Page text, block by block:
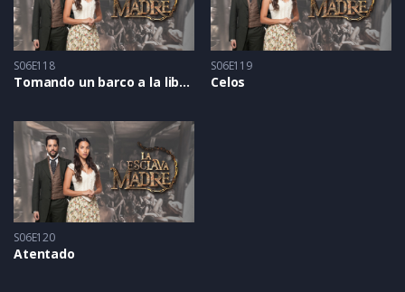
S06E118
Tomando un barco a la libertad
S06E119
Celos
S06E120
Atentado